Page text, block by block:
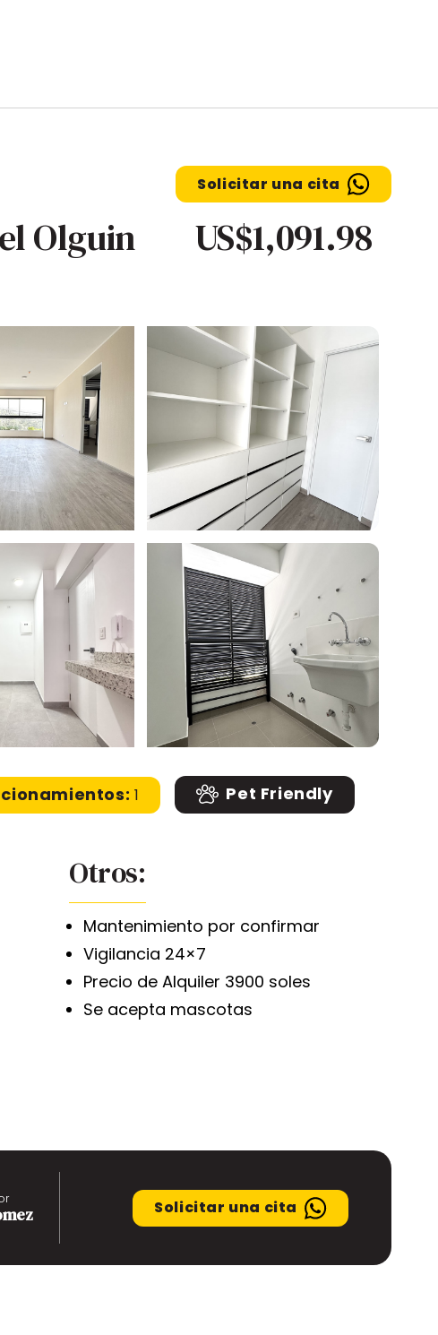
Olguin
Solicitar una cita
US$1,091.98
1 Pet Friendly
Otros:
Mantenimiento por confirmar
Vigilancia 24×7
Precio de Alquiler 3900 soles
Se acepta mascotas
Solicitar una cita